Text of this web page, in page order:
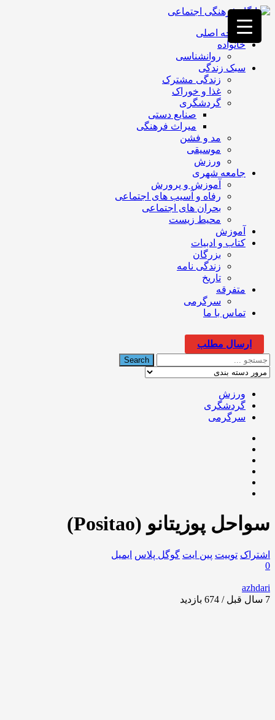
فصد
خون
غرب
تهران
خشکشویی
تصفیه
تهران
صفحه اصلی
خانواده
روانشناسی
سبک زندگی
زندگی مشترک
غذا و خوراک
گردشگری
صنایع دستی
میراث فرهنگی
مد و فشن
موسیقی
ورزش
جامعه شهری
آموزش و پرورش
رفاه و آسیب های اجتماعی
بحران های اجتماعی
محیط زیست
آموزش
کتاب و ادبیات
بزرگان
زندگی نامه
تاریخ
متفرقه
سرگرمی
تماس با ما
ارسال مطلب
ورزش
گردشگری
سرگرمی
سواحل پوزیتانو (Positao)
اشتراک توییت پین ایت گوگل‌ پلاس ایمیل
0
azhdari
7 سال قبل / 674
بازدید